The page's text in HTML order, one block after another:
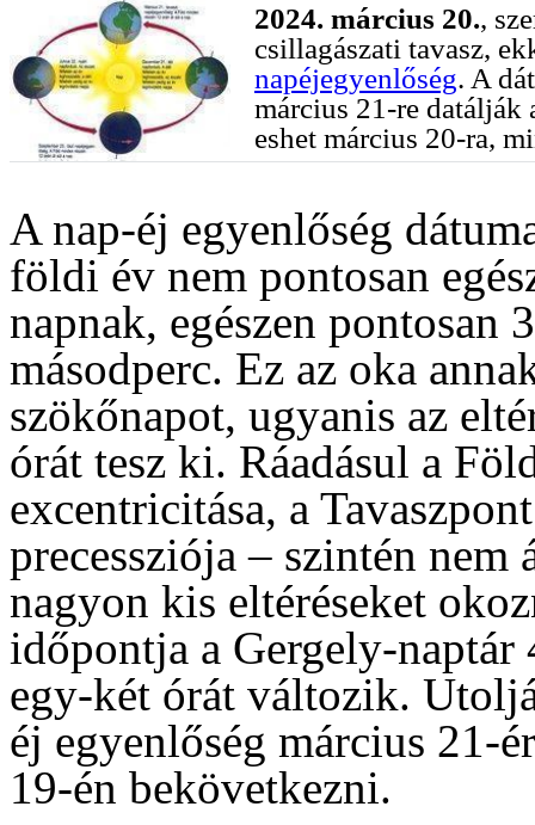
2024. március 20.,
csillagászati tavasz,
napéjegyenlőség. A
március 21-re datálják
eshet március 20-ra,
A nap-éj egyenlőség
földi év nem pontosan
napnak, egészen pontosan
másodperc. Ez az oka
szökőnapot, ugyanis az
órát tesz ki. Ráadásul a
excentricitása, a
precessziója – szintén nem
nagyon kis eltéréseket
időpontja a Gergely-naptár
egy-két órát változik.
éj egyenlőség március 21-
19-én bekövetkezni.